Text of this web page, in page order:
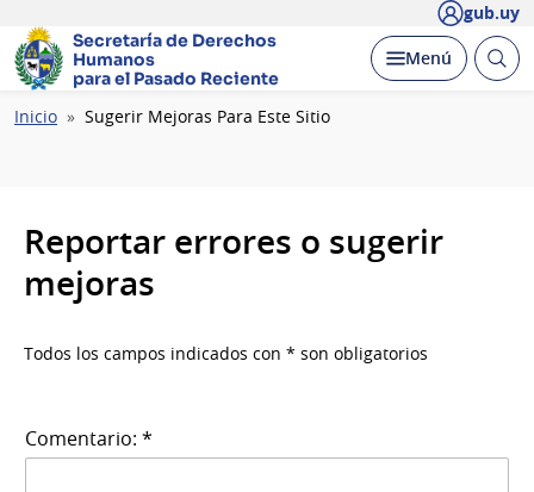
gub.uy
Secretaría de Derechos
Humanos
para el Pasado Reciente
Desplegar
Menú Abrir
Ruta
Inicio Sugerir Mejoras Para Este Sitio
Reportar errores o sugerir
mejoras
Todos los campos indicados con * son obligatorios
Comentario: *